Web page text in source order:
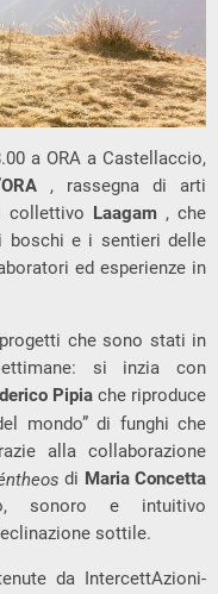
a ORA a Castellaccio,
, rassegna di arti
collettivo
Laagam , che
boschi e i sentieri delle
ed esperienze in
che sono stati in
si inzia con
Pipia che riproduce
mondo” di funghi che
alla collaborazione
di Maria Concetta
sonoro e intuitivo
sottile.
da IntercettAzioni-